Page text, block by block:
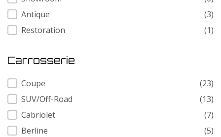
Antique
(3)
Restoration
(1)
Carrosserie
Carrosserie
Coupe
(23)
SUV/Off-Road
(13)
Cabriolet
(7)
Berline
(5)